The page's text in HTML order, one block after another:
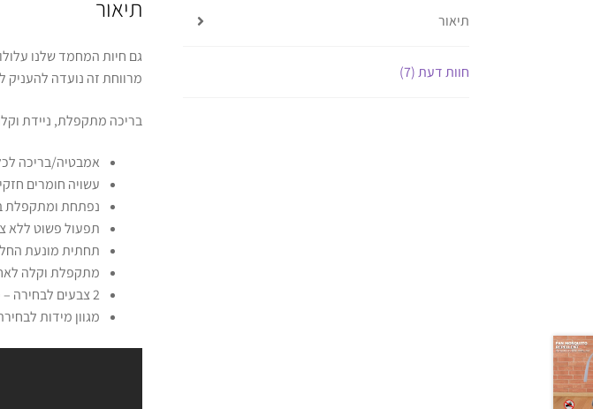
תיאור
חוות דעת (7)
תיאור
גם חיות המחמד שלנו
מרווחת זה נועדה להעניק
בריכה מתקפלת, ניידת
אמבטיה/בריכה
עשויה חומרים
נפתחת ומתקפלת
תפעול פשוט ללא
תחתית מונעת
מתקפלת וקלה
2 צבעים לבחירה – כחול או אדום
מגוון מידות